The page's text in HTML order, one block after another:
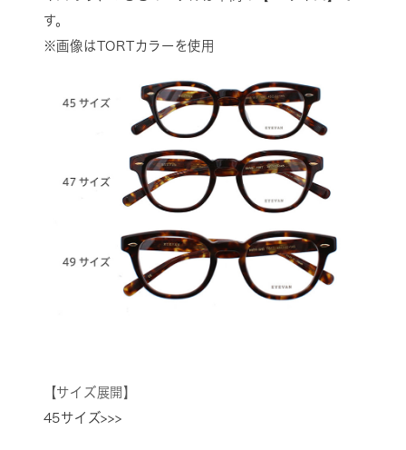
す。
※画像はTORTカラーを使用
【サイズ展開】
45サイズ>>>